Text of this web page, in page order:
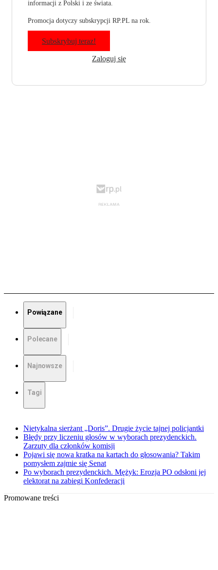
informacji z Polski i ze świata.
Promocja dotyczy subskrypcji RP.PL na rok.
Subskrybuj teraz!
Zaloguj się
Powiązane
Polecane
Najnowsze
Tagi
Nietykalna sierżant „Doris”. Drugie życie tajnej policjantki
Błędy przy liczeniu głosów w wyborach prezydenckich.
Zarzuty dla członków komisji
Pojawi się nowa kratka na kartach do głosowania? Takim
pomysłem zajmie się Senat
Po wyborach prezydenckich. Mężyk: Erozja PO odsłoni jej
elektorat na zabiegi Konfederacji
Promowane treści